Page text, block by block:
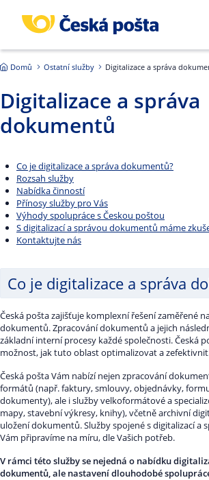
Domů Ostatní služby Digitalizace a správa
Digitalizace a správa
dokumentů
Co je digitalizace a správa dokumentů?
Rozsah služby
Nabídka činností
Přínosy služby pro Vás
Výhody spolupráce s Českou poštou
S digitalizací a správou dokumentů máme
Kontaktujte nás
Co je digitalizace a správa
Česká pošta zajišťuje komplexní řešení zaměřené
dokumentů. Zpracování dokumentů a jejich
základní interní procesy každé společnosti. Česká
možnost, jak tuto oblast optimalizovat a
Česká pošta Vám nabízí nejen zpracování
formátů (např. faktury, smlouvy, objednávky,
dokumenty), ale i služby velkoformátové a
mapy, stavební výkresy, knihy), včetně archivní
uložení dokumentů. Služby spojené s digitalizací a
Vám připravíme na míru, dle Vašich potřeb.
V rámci této služby se nejedná o nabídku
dokumentů, ale nastavení dlouhodobé